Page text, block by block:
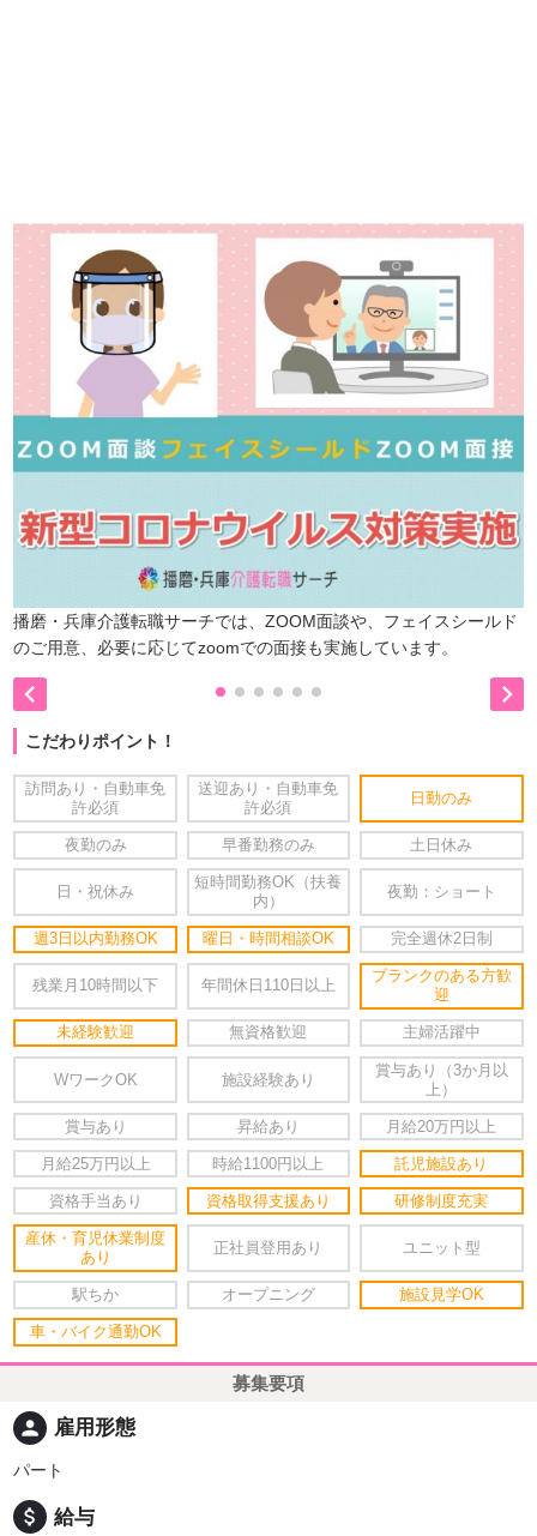
播磨・兵庫介護転職サーチでは、ZOOM面談や、フェイスシールド
のご用意、必要に応じてzoomでの面接も実施しています。
 
こだわりポイント！
訪問あり・自動車免
許必須
送迎あり・自動車免
許必須
日勤のみ
夜勤のみ 早番勤務のみ 土日休み
日・祝休み
短時間勤務OK（扶養
内）
夜勤：ショート
週3日以内勤務OK 曜日・時間相談OK 完全週休2日制
残業月10時間以下 年間休日110日以上
ブランクのある方歓
迎
未経験歓迎 無資格歓迎 主婦活躍中
WワークOK 施設経験あり
賞与あり（3か月以
上）
賞与あり 昇給あり 月給20万円以上
月給25万円以上 時給1100円以上 託児施設あり
資格手当あり 資格取得支援あり 研修制度充実
産休・育児休業制度
あり
正社員登用あり ユニット型
駅ちか オープニング 施設見学OK
車・バイク通勤OK
募集要項
person 雇用形態
パート
attach_money 給与